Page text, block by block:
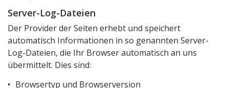
Server-Log-Dateien
Der Provider der Seiten erhebt und speichert
automatisch Informationen in so genannten Server-
Log-Dateien, die Ihr Browser automatisch an uns
übermittelt. Dies sind:
Browsertyp und Browserversion